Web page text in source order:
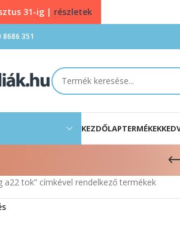
8686 351
KEZDŐLAPTERMÉKEK
a22 tok” címkével rendelkező termékek
31-ig | részletek